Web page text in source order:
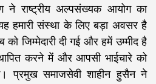
ने राष्ट्रीय अल्पसंख्यक आयोग का
हमारी संस्था के लिए बड़ा अवसर है
को जिम्मेदारी दी गई और हमें उम्मीद है
करने में और आपसी भाईचारे को
प्रमुख समाजसेवी शाहीन हुसैन ने